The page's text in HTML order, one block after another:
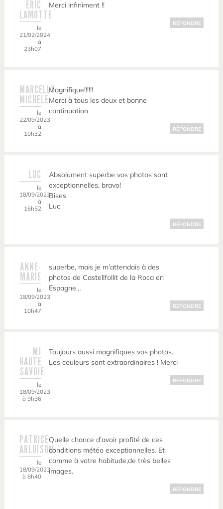
ERIC
LAMOTTE
le
21/02/2024
à
23h07
Merci infiniment !!
RÉPONDRE
MARCELLY
MICHELE
le
22/09/2023
à
10h32
Magnifique!!!!!!
Merci à tous les deux et bonne
continuation
RÉPONDRE
LUC
le
18/09/2023
à
16h52
Absolument superbe vos photos sont
exceptionnelles, bravo!
Bises
Luc
RÉPONDRE
ANNE-
MARIE
le
18/09/2023
à
10h47
superbe, mais je m’attendais à des
photos de Castellfollit de la Roca en
Espagne…
RÉPONDRE
MJ
HAUTE
SAVOIE
le
18/09/2023
à 9h36
Toujours aussi magnifiques vos photos.
Les couleurs sont extraordinaires ! Merci
RÉPONDRE
PATRICE
ARLUISON
le
18/09/2023
à 8h40
Quelle chance d’avoir profité de ces
conditions météo exceptionnelles. Et
comme à votre habitude,de très belles
images.
RÉPONDRE